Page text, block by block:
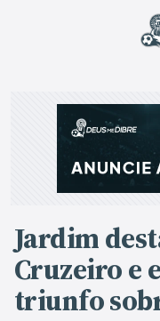
Jardim
Cruzeiro e
triunfo